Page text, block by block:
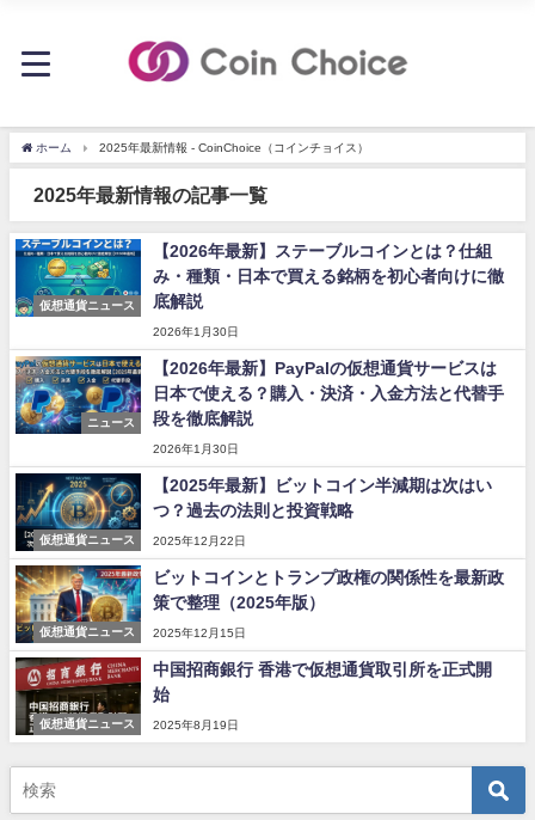
ホーム 2025年最新情報 - CoinChoice（コインチョイス）
2025年最新情報の記事一覧
仮想通貨ニュース
【2026年最新】ステーブルコインとは？仕組
み・種類・日本で買える銘柄を初心者向けに徹
底解説
2026年1月30日
ニュース
【2026年最新】PayPalの仮想通貨サービスは
日本で使える？購入・決済・入金方法と代替手
段を徹底解説
2026年1月30日
仮想通貨ニュース
【2025年最新】ビットコイン半減期は次はい
つ？過去の法則と投資戦略
2025年12月22日
仮想通貨ニュース
ビットコインとトランプ政権の関係性を最新政
策で整理（2025年版）
2025年12月15日
仮想通貨ニュース
中国招商銀行 香港で仮想通貨取引所を正式開
始
2025年8月19日